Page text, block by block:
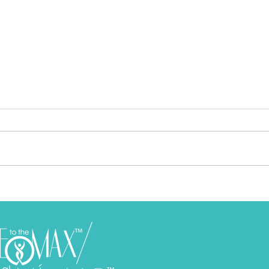
bien”. Esas dos palabras pueden